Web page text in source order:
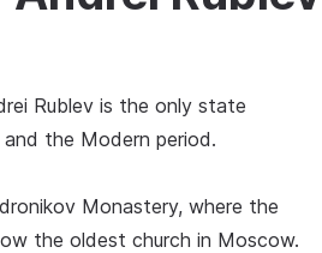
Rublev is the only state
the Modern period.
Monastery, where the
the oldest church in Moscow.